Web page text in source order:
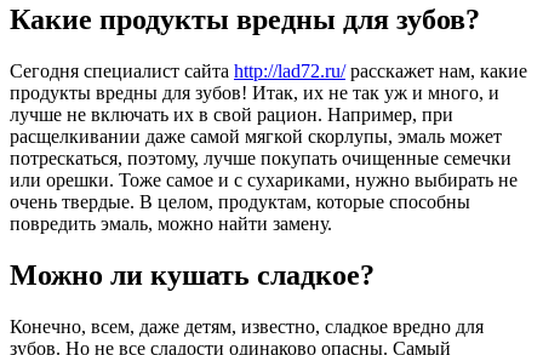
Какие продукты вредны для зубов?
Сегодня специалист сайта http://lad72.ru/расскажет нам, какие
продукты вредны для зубов! Итак, их не так уж и много, и
лучше не включать их в свой рацион. Например, при
расщелкивании даже самой мягкой скорлупы, эмаль может
потрескаться, поэтому, лучше покупать очищенные семечки
или орешки. Тоже самое и с сухариками, нужно выбирать не
очень твердые. В целом, продуктам, которые способны
повредить эмаль, можно найти замену.
Можно ли кушать сладкое?
Конечно, всем, даже детям, известно, сладкое вредно для
зубов. Но не все сладости одинаково опасны. Самый